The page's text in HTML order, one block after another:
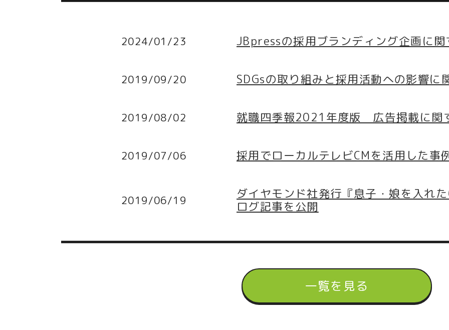
2024/01/23 JBpressの採用ブランディング企画に
2019/09/20 SDGsの取り組みと採用活動への影響に
2019/08/02 就職四季報2021年度版 広告掲載に関
2019/07/06 採用でローカルテレビCMを活用した事
2019/06/19
ダイヤモンド社発行『息子・娘を入れ
ログ記事を公開
一覧を見る